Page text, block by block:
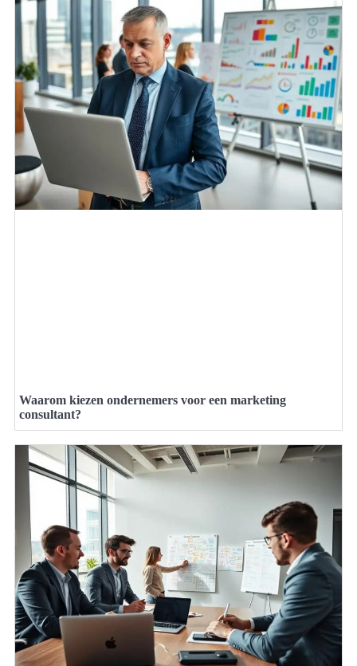
Waarom kiezen ondernemers voor een marketing
consultant?